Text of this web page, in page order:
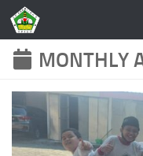
Skip to
MONTHLY